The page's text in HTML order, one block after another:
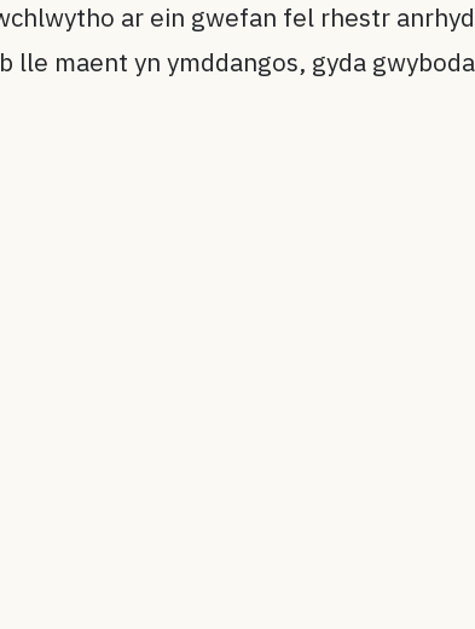
ar ein gwefan fel rhestr
lle maent yn ymddangos, gyda